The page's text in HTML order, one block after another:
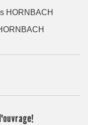
HORNBACH